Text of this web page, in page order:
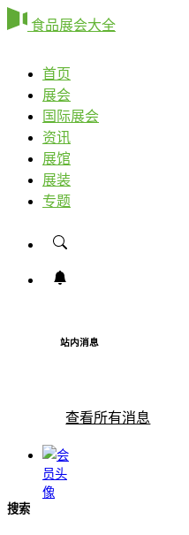
食品展会大全
首页
展会
国际展会
资讯
展馆
展装
专题
站内消息
查看所有消息
搜索